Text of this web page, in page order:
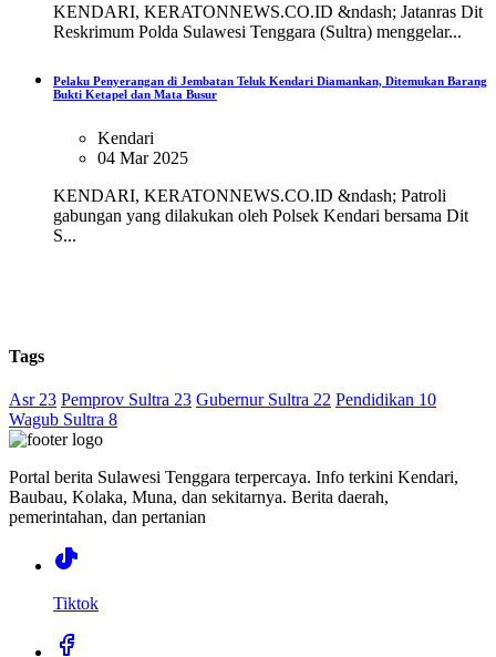
KENDARI, KERATONNEWS.CO.ID &ndash; Jatanras Dit
Reskrimum Polda Sulawesi Tenggara (Sultra) menggelar...
Pelaku Penyerangan di Jembatan Teluk Kendari Diamankan, Ditemukan Barang
Bukti Ketapel dan Mata Busur
Kendari
04 Mar 2025
KENDARI, KERATONNEWS.CO.ID &ndash; Patroli
gabungan yang dilakukan oleh Polsek Kendari bersama Dit
S...
Tags
Asr 23 Pemprov Sultra 23 Gubernur Sultra 22 Pendidikan 10
Wagub Sultra 8
Portal berita Sulawesi Tenggara terpercaya. Info terkini Kendari,
Baubau, Kolaka, Muna, dan sekitarnya. Berita daerah,
pemerintahan, dan pertanian
Tiktok